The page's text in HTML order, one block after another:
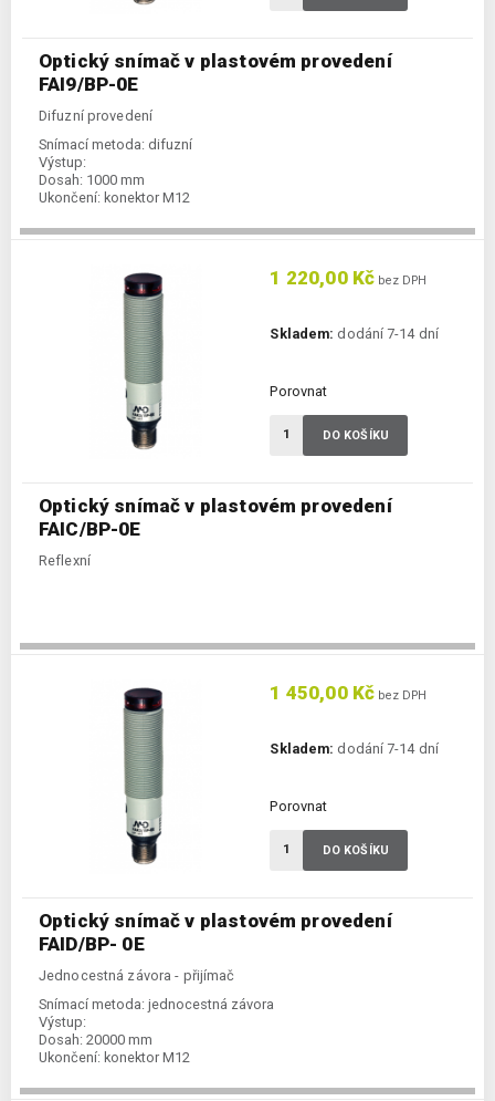
Optický snímač v plastovém provedení
FAI9/BP-0E
Difuzní provedení
Snímací metoda: difuzní
Výstup:
Dosah: 1000 mm
Ukončení: konektor M12
Optický snímač v plastovém provedení
FAIC/BP-0E
Reflexní
1 220,00 Kč bez DPH
Skladem: dodání 7-14 dní
Porovnat
DO KOŠÍKU
Optický snímač v plastovém provedení
FAID/BP- 0E
Jednocestná závora - přijímač
Snímací metoda: jednocestná závora
Výstup:
Dosah: 20000 mm
Ukončení: konektor M12
1 450,00 Kč bez DPH
Skladem: dodání 7-14 dní
Porovnat
DO KOŠÍKU